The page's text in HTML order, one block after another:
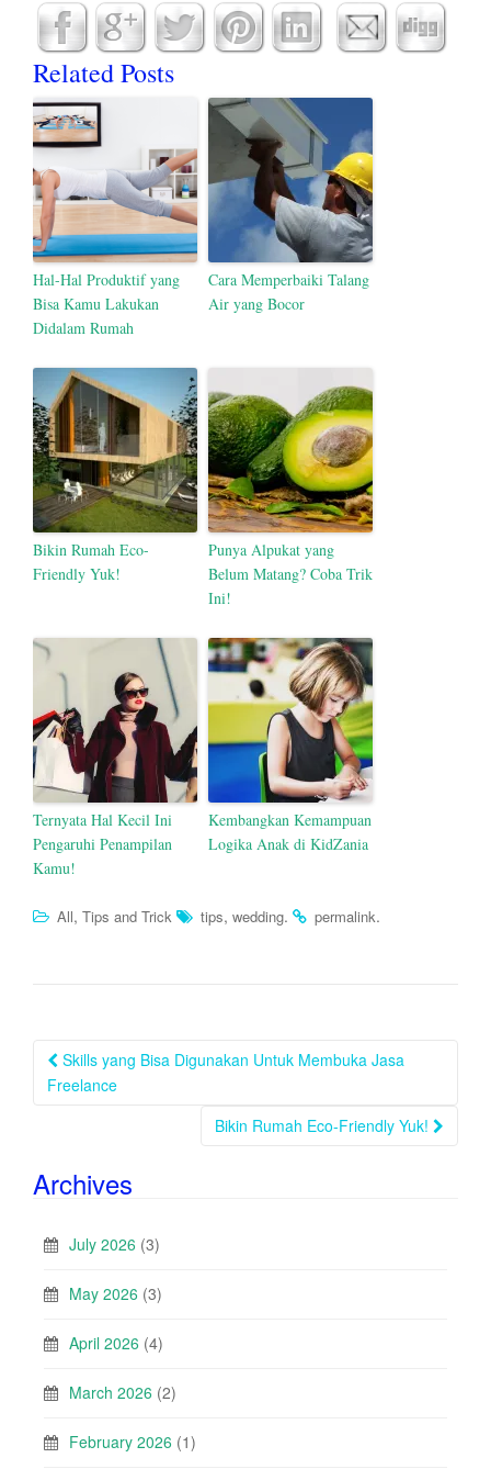
Related Posts
Hal-Hal Produktif yang
Bisa Kamu Lakukan
Didalam Rumah
Cara Memperbaiki Talang
Air yang Bocor
Bikin Rumah Eco-
Friendly Yuk!
Punya Alpukat yang
Belum Matang? Coba Trik
Ini!
Ternyata Hal Kecil Ini
Pengaruhi Penampilan
Kamu!
Kembangkan Kemampuan
Logika Anak di KidZania
All, Tips and Trick tips, wedding. permalink.
Post
navigation
Skills yang Bisa Digunakan Untuk Membuka Jasa
Freelance
Bikin Rumah Eco-Friendly Yuk!
Archives
July 2026 (3)
May 2026 (3)
April 2026 (4)
March 2026 (2)
February 2026 (1)